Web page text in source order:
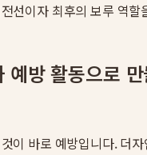
선이자 최후의 보루 역할
예방 활동으로
이 바로 예방입니다. 더